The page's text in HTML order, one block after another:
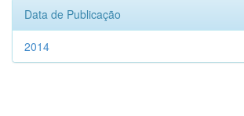
Data de Publicação
2014